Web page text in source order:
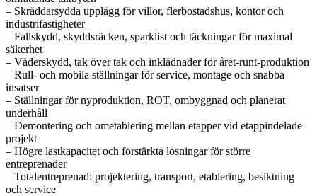
– Skräddarsydda upplägg för villor, flerbostadshus, kontor och
industrifastigheter
– Fallskydd, skyddsräcken, sparklist och täckningar för maximal
säkerhet
– Väderskydd, tak över tak och inklädnader för året-runt-produktion
– Rull- och mobila ställningar för service, montage och snabba
insatser
– Ställningar för nyproduktion, ROT, ombyggnad och planerat
underhåll
– Demontering och ometablering mellan etapper vid etappindelade
projekt
– Högre lastkapacitet och förstärkta lösningar för större
entreprenader
– Totalentreprenad: projektering, transport, etablering, besiktning
och service